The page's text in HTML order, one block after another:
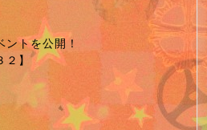
トを公開！
】